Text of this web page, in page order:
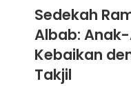
Sedekah
Albab:
Kebaikan
Takjil